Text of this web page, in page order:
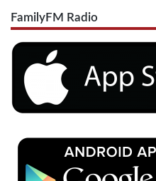
FamilyFM Radio